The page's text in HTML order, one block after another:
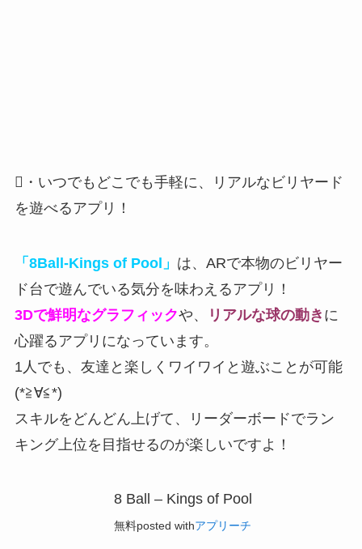
・いつでもどこでも手軽に、リアルなビリヤード
を遊べるアプリ！
「8Ball-Kings of Pool」 は、ARで本物のビリヤー
ド台で遊んでいる気分を味わえるアプリ！
3Dで鮮明なグラフィックや、 リアルな球の動き に
心躍るアプリになっています。
1人でも、友達と楽しくワイワイと遊ぶことが可能
(*≧∀≦*)
スキルをどんどん上げて、リーダーボードでラン
キング上位を目指せるのが楽しいですよ！
8 Ball – Kings of Pool
無料posted withアプリーチ